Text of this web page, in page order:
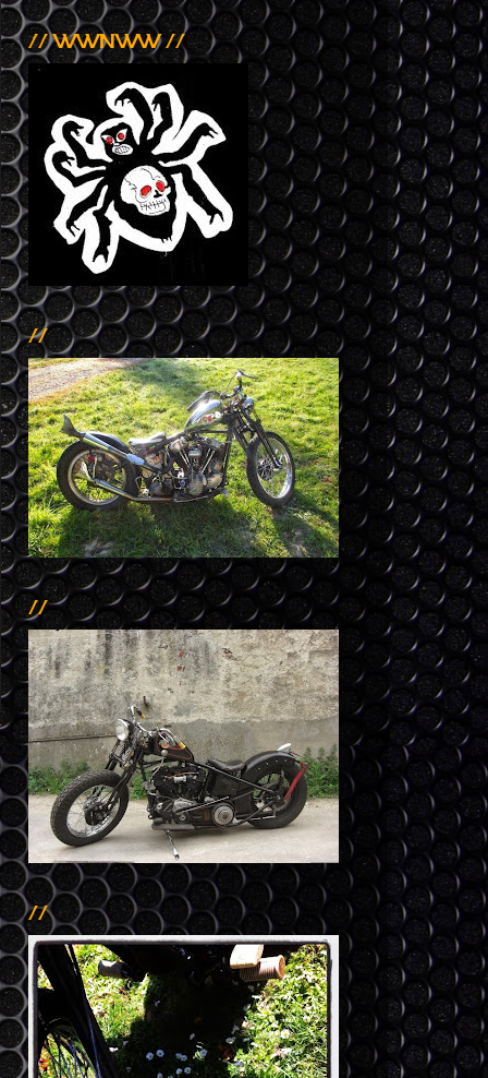
// WWNWW //
//
//
//